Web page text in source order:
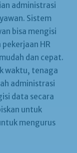
administrasi
Sistem
bisa mengisi
HR
dan cepat.
waktu, tenaga
administrasi
data secara
untuk
mengurus